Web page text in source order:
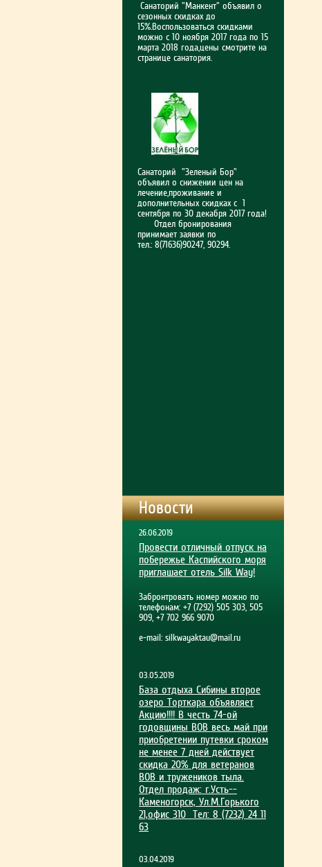
Санаторий "Манкент" объявил о
сезонных скидках до
15%.Воспользоваться скидками
можно с 10 ноября 2017 года по 15
марта 2018 года,цены смотрите на
странице санатория.
Санаторий "Зеленый Бор"
объявил о снижении цен на
лечение,проживание и
дополнительных скидках с 1
сентября по 30 декабря 2017 года!
Отдел бронирования
принимает заявки по
тел.: 8(71636)90247, 90294.
Новости
26.06.2019
Провести отличный отпуск на
побережье Каспийского моря
приглашает отель Silk Way!
Забронтровать номер можно по
телефонам: +7 (7292) 505 303, 505
909, +7 702 966 9070
e-mail: silkwayaktau@mail.ru
03.05.2019
База отдыха Сибины второе
озеро Торткара объявляет
Акцию!!!! В честь 74-ой
годовщины ВОВ весь май при
приобрет­ении путевки сроком
не менее 7 дней действует
скидка 20% для ветеранов
ВОВ и тружеников тыла.
Отдел продаж: г.Усть-­
Каменогорск, Ул.М.Гор­ького
21,офис 310 Тел: 8 (7232) 24 11
63
03.04.2019